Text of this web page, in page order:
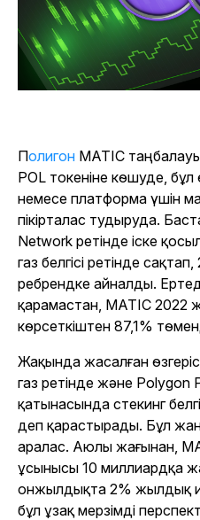
Полигон MATIC
POL токеніне көшуде, бұл
немесе платформа үшін
пікірталас тудыруда.
Network ретінде іске
газ белгісі ретінде
ребрендке айналды.
қарамастан, MATIC 2022
көрсеткіштен 87,1%
Жақында жасалған
газ ретінде және Polygon
қатынасында стекинг
деп қарастырады. Бұл
аралас. Аюлы жағынан,
ұсынысы 10 миллиардқа
онжылдықта 2% жылдық
бұл ұзақ мерзімді